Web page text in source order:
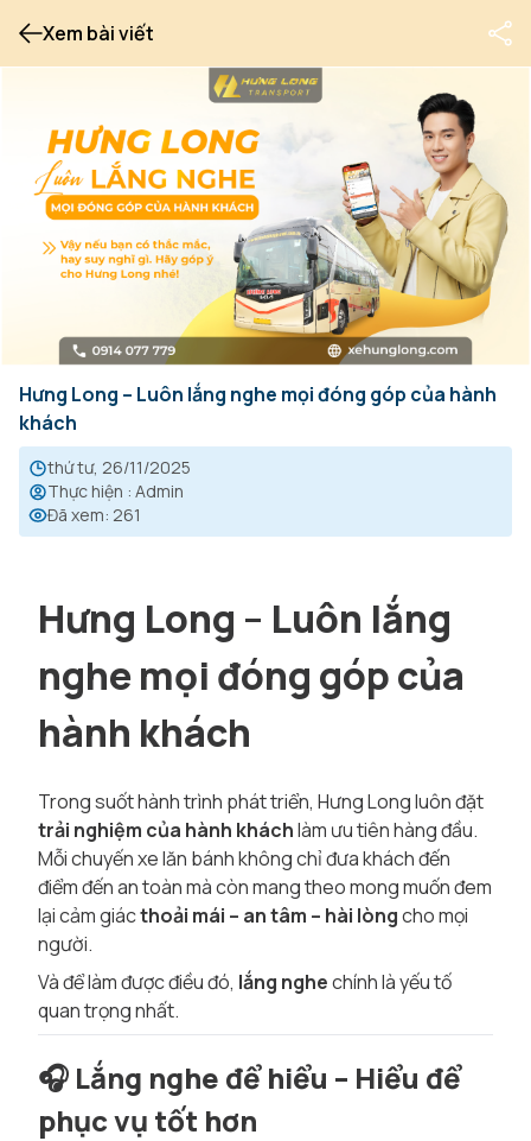
Xem bài viết
Hưng Long – Luôn lắng nghe mọi đóng góp của hành
khách
thứ tư, 26/11/2025
Thực hiện : Admin
Đã xem: 261
Hưng Long – Luôn lắng
nghe mọi đóng góp của
hành khách
Trong suốt hành trình phát triển, Hưng Long luôn đặt
trải nghiệm của hành kháchlàm ưu tiên hàng đầu.
Mỗi chuyến xe lăn bánh không chỉ đưa khách đến
điểm đến an toàn mà còn mang theo mong muốn đem
lại cảm giácthoải mái – an tâm – hài lòngcho mọi
người.
Và để làm được điều đó, lắng nghechính là yếu tố
quan trọng nhất.
🎧 Lắng nghe để hiểu – Hiểu để
phục vụ tốt hơn